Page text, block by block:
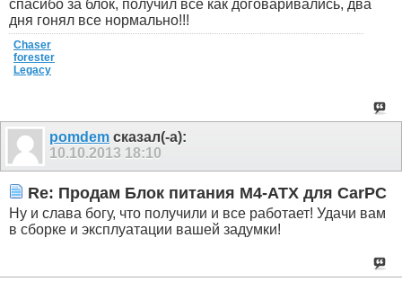
спасибо за блок, получил все как договаривались, два
дня гонял все нормально!!!
Chaser
forester
Legacy
pomdem сказал(-а):
10.10.2013 18:10
Re: Продам Блок питания M4-ATX для CarPC
Ну и слава богу, что получили и все работает! Удачи вам
в сборке и эксплуатации вашей задумки!